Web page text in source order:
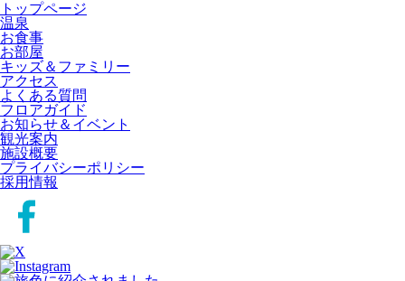
トップページ
温泉
お食事
お部屋
キッズ＆ファミリー
アクセス
よくある質問
フロアガイド
お知らせ＆イベント
観光案内
施設概要
プライバシーポリシー
採用情報